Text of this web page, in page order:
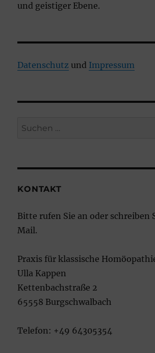
und geistiger Ebene.
Datenschutz und Impressum
Suchen
KONTAKT
Bitte rufen Sie an oder schreiben
Mail.
Praxis für klassische
Ulla Kappen
Kettenbachstraße 2
65558 Burgschwalbach
Telefon: +49 64305354